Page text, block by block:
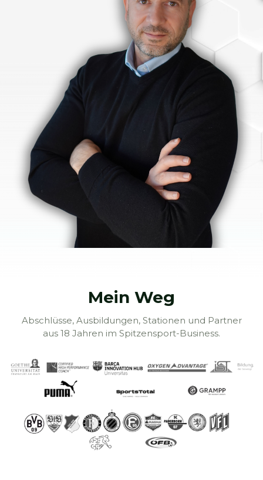
Mein Weg
Abschlüsse, Ausbildungen, Stationen und Partner
aus 18 Jahren im Spitzensport-Business.